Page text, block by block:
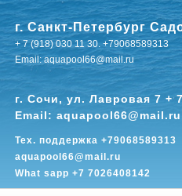
г. Санкт-Петербург
+ 7 (918) 030 11 30. +79068589313
Email: aquapool66@mail.ru
г. Сочи, ул. Лавровая 7 +
Email: aquapool66@mail.ru
Тех. поддержка +79068589313
aquapool66@mail.ru
What sapp +7 7026408142
Skyap pogosyan1001